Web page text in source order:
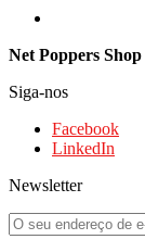
Net Poppers Shop
Siga-nos
Facebook
LinkedIn
Newsletter